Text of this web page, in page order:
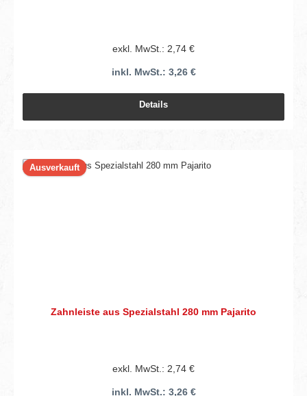
exkl. MwSt.: 2,74 €
inkl. MwSt.: 3,26 €
Details
Ausverkauft
Zahnleiste aus Spezialstahl 280 mm Pajarito
exkl. MwSt.: 2,74 €
inkl. MwSt.: 3,26 €